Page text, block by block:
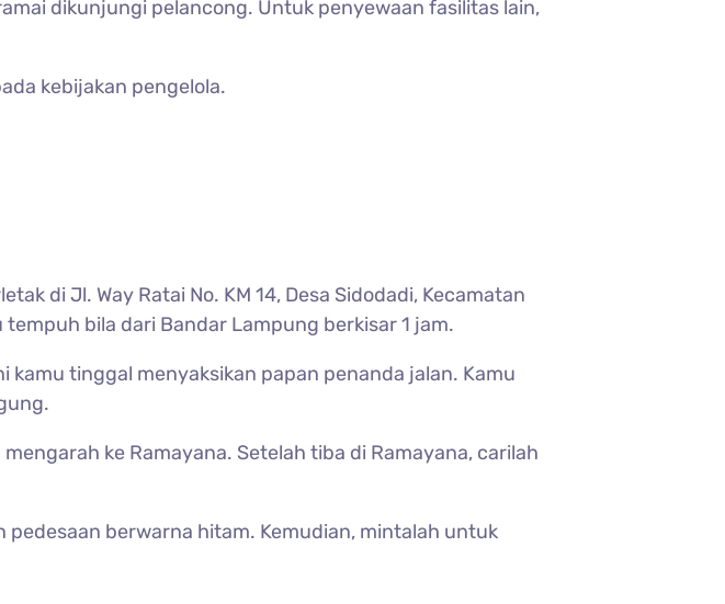
dikunjungi pelancong. Untuk penyewaan fasilitas lain,
kebijakan pengelola.
di Jl. Way Ratai No. KM 14, Desa Sidodadi, Kecamatan
bila dari Bandar Lampung berkisar 1 jam.
tinggal menyaksikan papan penanda jalan. Kamu
ke Ramayana. Setelah tiba di Ramayana, carilah
berwarna hitam. Kemudian, mintalah untuk